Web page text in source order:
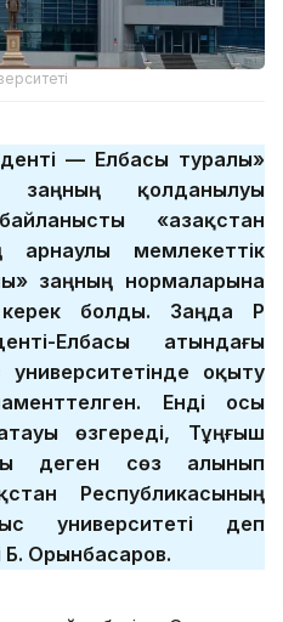
— Елбасы туралы»
заңның қолданылуы
«Қазақстан
арнаулы мемлекеттік
заңның нормаларына
болды. Заңда ҚР
Елбасы атындағы
оқыту
Енді осы
өзгереді, Тұңғыш
деген сөз алынып
Республикасының
университеті деп
Орынбасаров.